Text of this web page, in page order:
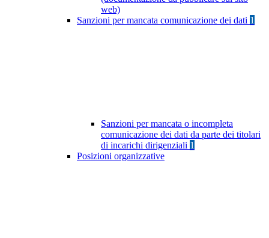
web)
Sanzioni per mancata comunicazione dei dati 1
Sanzioni per mancata o incompleta
comunicazione dei dati da parte dei titolari
di incarichi dirigenziali 1
Posizioni organizzative